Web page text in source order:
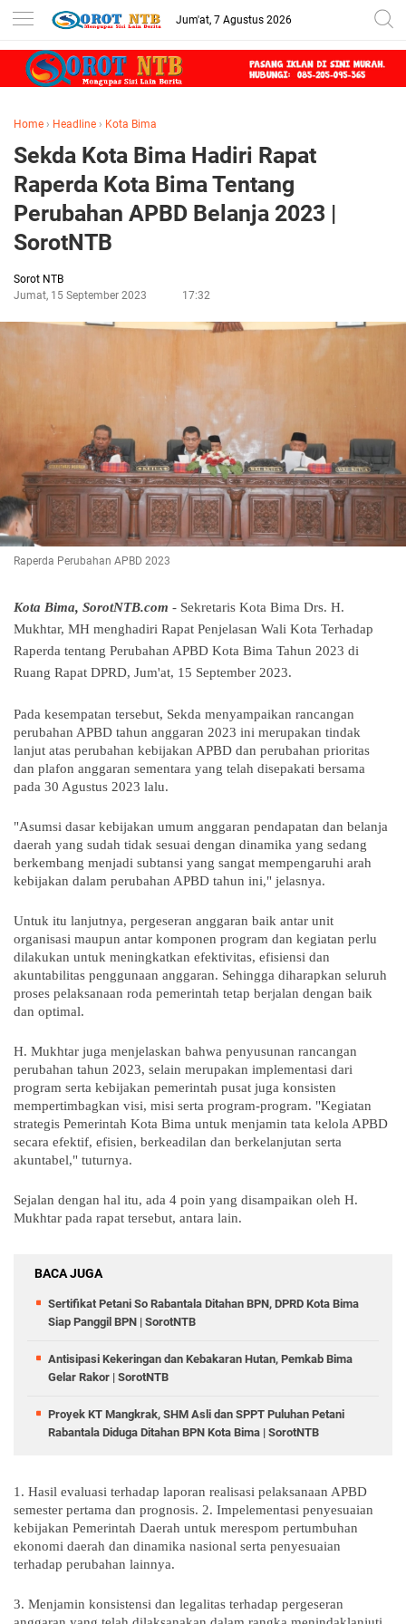
Jum'at, 7 Agustus 2026
Home › Headline › Kota Bima
Sekda Kota Bima Hadiri Rapat
Raperda Kota Bima Tentang
Perubahan APBD Belanja 2023 |
SorotNTB
Sorot NTB
Jumat, 15 September 2023
17:32
Raperda Perubahan APBD 2023
Kota Bima, SorotNTB.com - Sekretaris Kota Bima Drs. H.
Mukhtar, MH menghadiri Rapat Penjelasan Wali Kota Terhadap
Raperda tentang Perubahan APBD Kota Bima Tahun 2023 di
Ruang Rapat DPRD, Jum'at, 15 September 2023.
Pada kesempatan tersebut, Sekda menyampaikan rancangan
perubahan APBD tahun anggaran 2023 ini merupakan tindak
lanjut atas perubahan kebijakan APBD dan perubahan prioritas
dan plafon anggaran sementara yang telah disepakati bersama
pada 30 Agustus 2023 lalu.
"Asumsi dasar kebijakan umum anggaran pendapatan dan belanja
daerah yang sudah tidak sesuai dengan dinamika yang sedang
berkembang menjadi subtansi yang sangat mempengaruhi arah
kebijakan dalam perubahan APBD tahun ini," jelasnya.
Untuk itu lanjutnya, pergeseran anggaran baik antar unit
organisasi maupun antar komponen program dan kegiatan perlu
dilakukan untuk meningkatkan efektivitas, efisiensi dan
akuntabilitas penggunaan anggaran. Sehingga diharapkan seluruh
proses pelaksanaan roda pemerintah tetap berjalan dengan baik
dan optimal.
H. Mukhtar juga menjelaskan bahwa penyusunan rancangan
perubahan tahun 2023, selain merupakan implementasi dari
program serta kebijakan pemerintah pusat juga konsisten
mempertimbagkan visi, misi serta program-program. "Kegiatan
strategis Pemerintah Kota Bima untuk menjamin tata kelola APBD
secara efektif, efisien, berkeadilan dan berkelanjutan serta
akuntabel," tuturnya.
Sejalan dengan hal itu, ada 4 poin yang disampaikan oleh H.
Mukhtar pada rapat tersebut, antara lain.
BACA JUGA
Sertifikat Petani So Rabantala Ditahan BPN, DPRD Kota Bima
Siap Panggil BPN | SorotNTB
Antisipasi Kekeringan dan Kebakaran Hutan, Pemkab Bima
Gelar Rakor | SorotNTB
Proyek KT Mangkrak, SHM Asli dan SPPT Puluhan Petani
Rabantala Diduga Ditahan BPN Kota Bima | SorotNTB
1. Hasil evaluasi terhadap laporan realisasi pelaksanaan APBD
semester pertama dan prognosis. 2. Impelementasi penyesuaian
kebijakan Pemerintah Daerah untuk merespom pertumbuhan
ekonomi daerah dan dinamika nasional serta penyesuaian
terhadap perubahan lainnya.
3. Menjamin konsistensi dan legalitas terhadap pergeseran